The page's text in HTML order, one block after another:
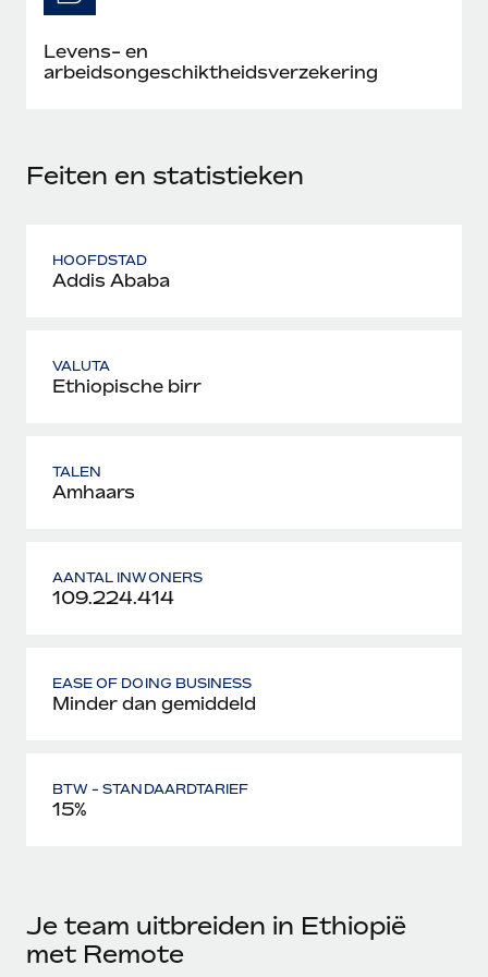
Levens- en
arbeidsongeschiktheidsverzekering
Feiten en statistieken
HOOFDSTAD
Addis Ababa
VALUTA
Ethiopische birr
TALEN
Amhaars
AANTAL INWONERS
109.224.414
EASE OF DOING BUSINESS
Minder dan gemiddeld
BTW - STANDAARDTARIEF
15%
Je team uitbreiden in Ethiopië
met Remote